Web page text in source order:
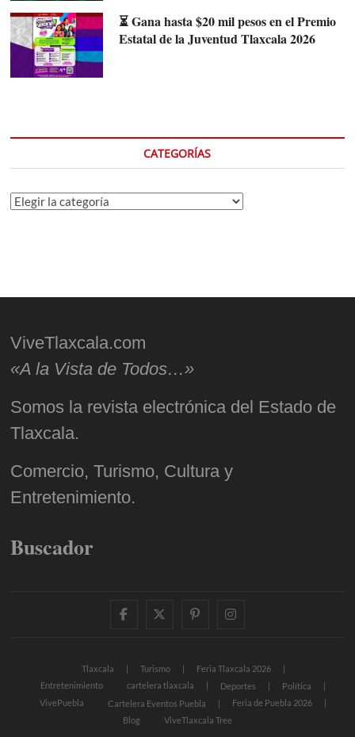
⏳ Gana hasta $20 mil pesos en el Premio
Estatal de la Juventud Tlaxcala 2026
CATEGORÍAS
Categorías
ViveTlaxcala.com
«A la Vista de Todos…»
Somos la revista electrónica del Estado de
Tlaxcala.
Comercio, Turismo, Cultura y
Entretenimiento.
Buscador
facebooktwitter
pinterestinstagram
Tlaxcala Turismo
Feria Tlaxcala 2026
Entretenimiento
cartelera tlaxcala Deportes
Política
VivePuebla
Cartelera Eventos Puebla
Feria de Puebla 2026
Blog
ViveTlaxcala Tree